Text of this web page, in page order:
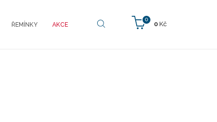
0
0 Kč
ŘEMÍNKY AKCE